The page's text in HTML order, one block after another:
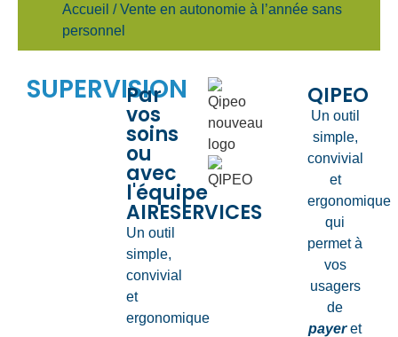
Accueil / Vente en autonomie à l’année sans
personnel
SUPERVISION
Par
vos
soins
ou
avec
l'équipe
AIRESERVICES
Un outil
simple,
convivial
et
ergonomique
QIPEO
Un outil
simple,
convivial
et
ergonomique
qui
permet à
vos
usagers
de
payeret